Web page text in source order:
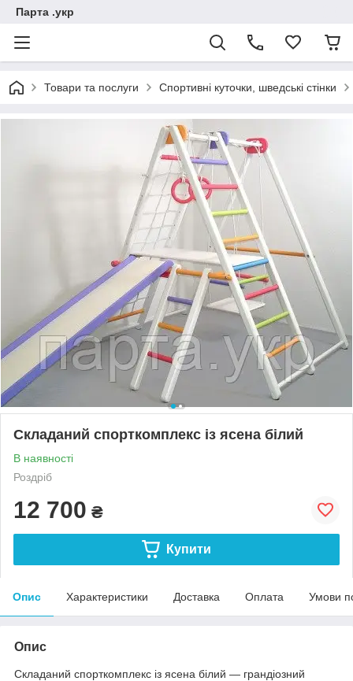
Парта .укр
Товари та послуги Спортивні куточки, шведські стінки
Складаний спорткомплекс із ясена білий
В наявності
Роздріб
12 700 ₴
Купити
Опис Характеристики Доставка Оплата Умови
Опис
Складаний спорткомплекс із ясена білий — грандіозний